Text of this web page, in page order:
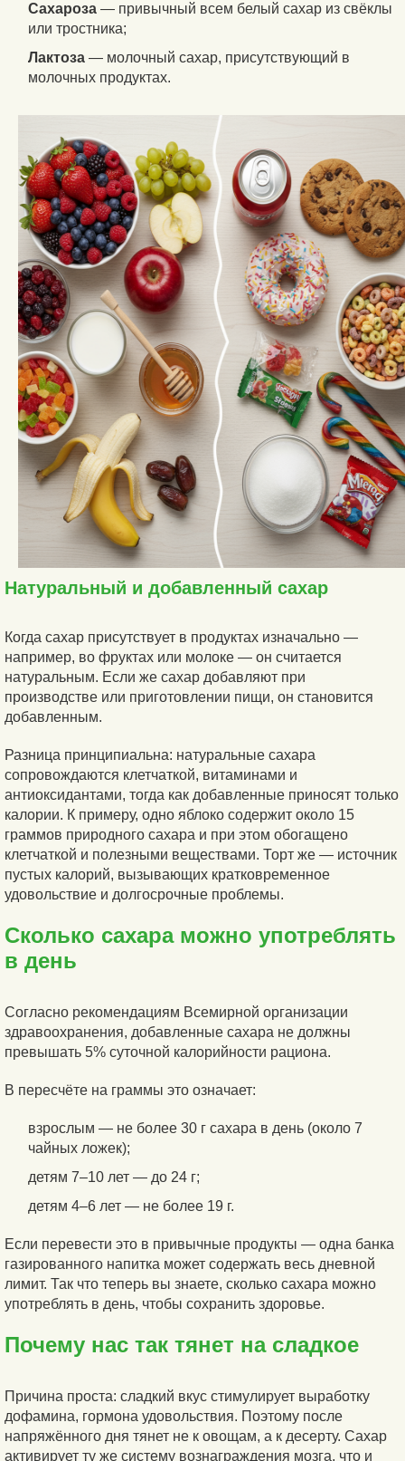
Сахароза — привычный всем белый сахар из свёклы
или тростника;
Лактоза — молочный сахар, присутствующий в
молочных продуктах.
Натуральный и добавленный сахар
Когда сахар присутствует в продуктах изначально —
например, во фруктах или молоке — он считается
натуральным. Если же сахар добавляют при
производстве или приготовлении пищи, он становится
добавленным.
Разница принципиальна: натуральные сахара
сопровождаются клетчаткой, витаминами и
антиоксидантами, тогда как добавленные приносят только
калории. К примеру, одно яблоко содержит около 15
граммов природного сахара и при этом обогащено
клетчаткой и полезными веществами. Торт же — источник
пустых калорий, вызывающих кратковременное
удовольствие и долгосрочные проблемы.
Сколько сахара можно употреблять
в день
Согласно рекомендациям Всемирной организации
здравоохранения, добавленные сахара не должны
превышать 5% суточной калорийности рациона.
В пересчёте на граммы это означает:
взрослым — не более 30 г сахара в день (около 7
чайных ложек);
детям 7–10 лет — до 24 г;
детям 4–6 лет — не более 19 г.
Если перевести это в привычные продукты — одна банка
газированного напитка может содержать весь дневной
лимит. Так что теперь вы знаете, сколько сахара можно
употреблять в день, чтобы сохранить здоровье.
Почему нас так тянет на сладкое
Причина проста: сладкий вкус стимулирует выработку
дофамина, гормона удовольствия. Поэтому после
напряжённого дня тянет не к овощам, а к десерту. Сахар
активирует ту же систему вознаграждения мозга, что и